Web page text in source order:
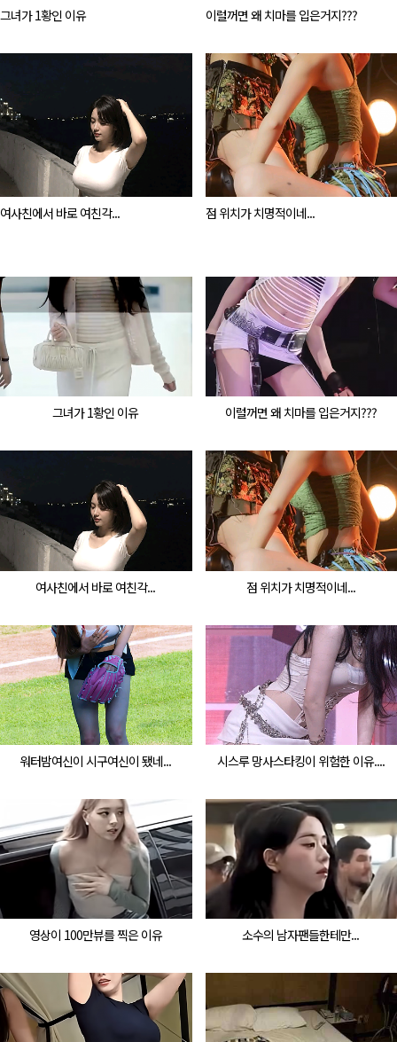
.
그녀가 1황인 이유 이럴꺼면 왜 치마를 입은거지???
여사친에서 바로 여친각... 점 위치가 치명적이네...
그녀가 1황인 이유 이럴꺼면 왜 치마를 입은거지???
여사친에서 바로 여친각... 점 위치가 치명적이네...
워터밤여신이 시구여신이 됐네... 시스루 망사스타킹이 위험한 이유....
영상이 100만뷰를 찍은 이유 소수의 남자팬들한테만...